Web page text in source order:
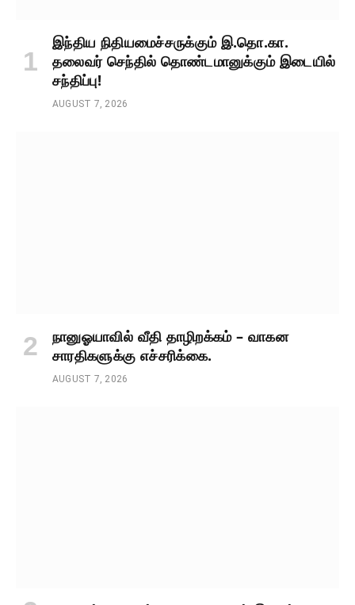
இந்திய நிதியமைச்சருக்கும் இ.தொ.கா.
தலைவர் செந்தில் தொண்டமானுக்கும் இடையில்
சந்திப்பு!
AUGUST 7, 2026
நானுஓயாவில் வீதி தாழிறக்கம் – வாகன
சாரதிகளுக்கு எச்சரிக்கை.
AUGUST 7, 2026